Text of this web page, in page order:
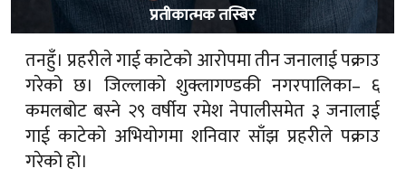
प्रतीकात्मक तस्बिर
तनहुँ। प्रहरीले गाई काटेको आरोपमा तीन जनालाई पक्राउ
गरेको छ। जिल्लाको शुक्लागण्डकी नगरपालिका– ६
कमलबोट बस्ने २९ वर्षीय रमेश नेपालीसमेत ३ जनालाई
गाई काटेको अभियोगमा शनिवार साँझ प्रहरीले पक्राउ
गरेको हो।